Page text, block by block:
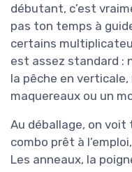
débutant, c’est
pas ton temps à
certains
est assez standard :
la pêche en
maquereaux ou un
Au déballage, on voit
combo prêt à
Les anneaux, la